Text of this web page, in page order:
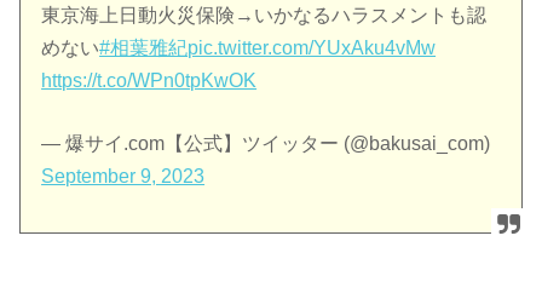
東京海上日動火災保険→いかなるハラスメントも認
めない#相葉雅紀pic.twitter.com/YUxAku4vMw
https://t.co/WPn0tpKwOK
— 爆サイ.com【公式】ツイッター (@bakusai_com)
September 9, 2023